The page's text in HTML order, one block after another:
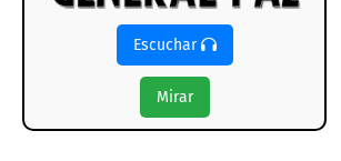
Escuchar
Mirar